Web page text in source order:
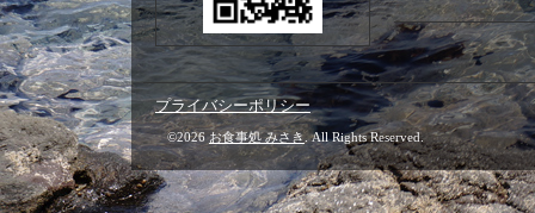
プライバシーポリシー
©2026お食事処 みさき. All Rights Reserved.